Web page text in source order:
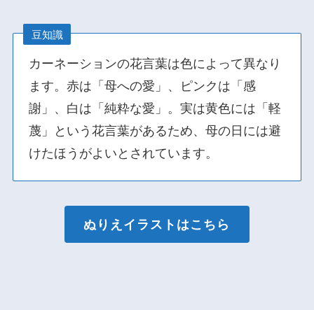
豆知識
カーネーションの花言葉は色によって異なり
ます。赤は「母への愛」、ピンクは「感
謝」、白は「純粋な愛」。実は黄色には「軽
蔑」という花言葉があるため、母の日には避
けたほうがよいとされています。
ぬりえイラストはこちら